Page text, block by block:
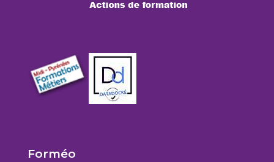
Forméo